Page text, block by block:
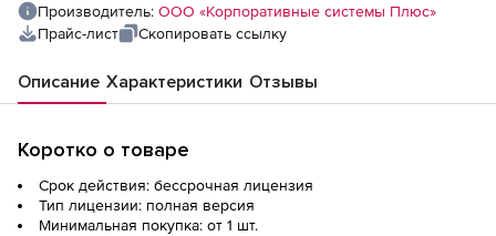
Производитель: ООО «Корпоративные системы Плюс»
Прайс-лист
Скопировать ссылку
Описание Характеристики Отзывы
Коротко о товаре
Срок действия: бессрочная лицензия
Тип лицензии: полная версия
Минимальная покупка: от 1 шт.